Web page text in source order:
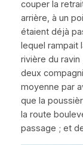
couper la
arrière, à un
étaient déjà
lequel rampait
rivière du
deux
moyenne par
que la
la route
passage ; et